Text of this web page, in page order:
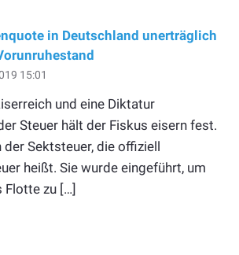
in Deutschland unerträglich
15:01
und eine Diktatur
Steuer hält der Fiskus eisern fest.
der Sektsteuer, die offiziell
heißt. Sie wurde eingeführt, um
Flotte zu […]